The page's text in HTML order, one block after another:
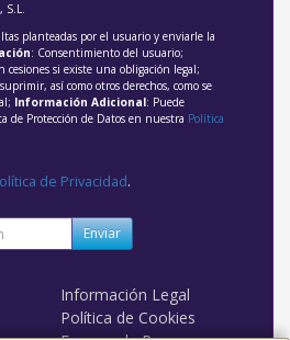
S.L.
planteadas por el usuario y enviarle la
: Consentimiento del usuario;
cesiones si existe una obligación legal;
así como otros derechos, como se
Información Adicional: Puede
de Protección de Datos en nuestra Política
de Privacidad.
Enviar
Información Legal
Política de Cookies